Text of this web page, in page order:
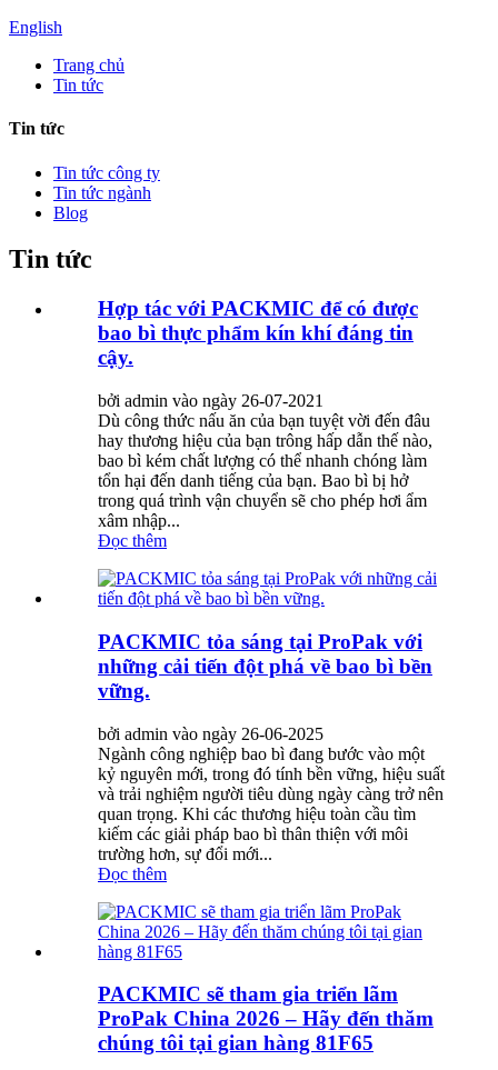
English
Trang chủ
Tin tức
Tin tức
Tin tức công ty
Tin tức ngành
Blog
Tin tức
Hợp tác với PACKMIC để có được
bao bì thực phẩm kín khí đáng tin
cậy.
bởi admin vào ngày 26-07-2021
Dù công thức nấu ăn của bạn tuyệt vời đến đâu
hay thương hiệu của bạn trông hấp dẫn thế nào,
bao bì kém chất lượng có thể nhanh chóng làm
tổn hại đến danh tiếng của bạn. Bao bì bị hở
trong quá trình vận chuyển sẽ cho phép hơi ẩm
xâm nhập...
Đọc thêm
PACKMIC tỏa sáng tại ProPak với
những cải tiến đột phá về bao bì bền
vững.
bởi admin vào ngày 26-06-2025
Ngành công nghiệp bao bì đang bước vào một
kỷ nguyên mới, trong đó tính bền vững, hiệu suất
và trải nghiệm người tiêu dùng ngày càng trở nên
quan trọng. Khi các thương hiệu toàn cầu tìm
kiếm các giải pháp bao bì thân thiện với môi
trường hơn, sự đổi mới...
Đọc thêm
PACKMIC sẽ tham gia triển lãm
ProPak China 2026 – Hãy đến thăm
chúng tôi tại gian hàng 81F65